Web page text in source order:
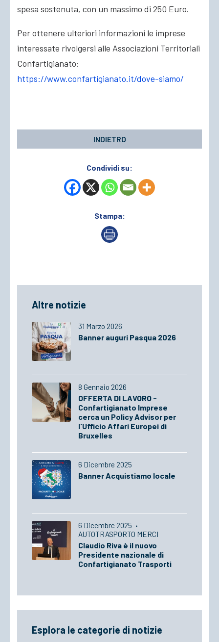
spesa sostenuta, con un massimo di 250 Euro.
Per ottenere ulteriori informazioni le imprese
interessate rivolgersi alle Associazioni Territoriali
Confartigianato:
https://www.confartigianato.it/dove-siamo/
INDIETRO
Condividi su:
Stampa:
Altre notizie
31 Marzo 2026
Banner auguri Pasqua 2026
8 Gennaio 2026
OFFERTA DI LAVORO -
Confartigianato Imprese
cerca un Policy Advisor per
l'Ufficio Affari Europei di
Bruxelles
6 Dicembre 2025
Banner Acquistiamo locale
6 Dicembre 2025 ·
AUTOTRASPORTO MERCI
Claudio Riva è il nuovo
Presidente nazionale di
Confartigianato Trasporti
Esplora le categorie di notizie